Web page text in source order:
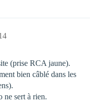
(prise RCA jaune).
bien câblé dans les
ne sert à rien.